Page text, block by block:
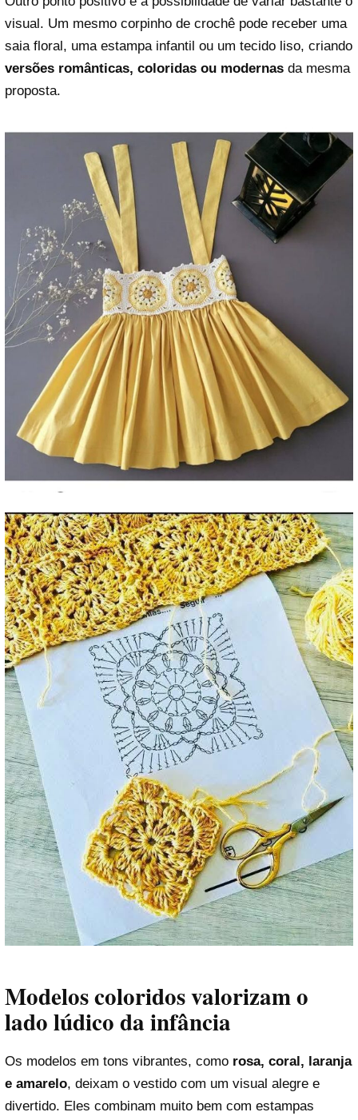
visual. Um mesmo corpinho de crochê pode receber uma
saia floral, uma estampa infantil ou um tecido liso, criando
versões românticas, coloridas ou modernas da mesma
proposta.
Modelos coloridos valorizam o
lado lúdico da infância
Os modelos em tons vibrantes, como rosa, coral, laranja
e amarelo, deixam o vestido com um visual alegre e
divertido. Eles combinam muito bem com estampas